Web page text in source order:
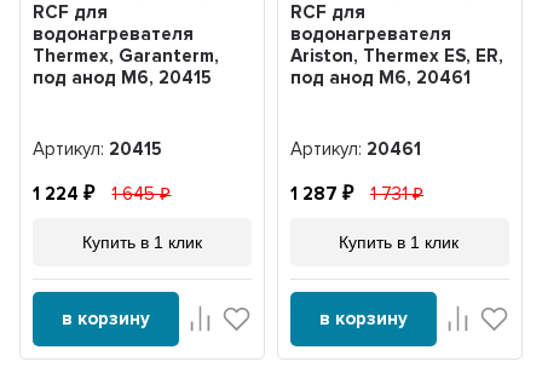
RCF для
водонагревателя
Thermex, Garanterm,
под анод М6, 20415
Артикул: 20415
1 224 1 645
Купить в 1 клик
в корзину
RCF для
водонагревателя
Ariston, Thermex ES, ER,
под анод М6, 20461
Артикул: 20461
1 287 1 731
Купить в 1 клик
в корзину